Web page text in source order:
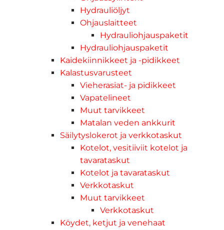
Hydrauliöljyt
Ohjauslaitteet
Hydrauliohjauspaketit
Hydrauliohjauspaketit
Kaidekiinnikkeet ja -pidikkeet
Kalastusvarusteet
Vieherasiat- ja pidikkeet
Vapatelineet
Muut tarvikkeet
Matalan veden ankkurit
Säilytyslokerot ja verkkotaskut
Kotelot, vesitiiviit kotelot ja
tavarataskut
Kotelot ja tavarataskut
Verkkotaskut
Muut tarvikkeet
Verkkotaskut
Köydet, ketjut ja venehaat